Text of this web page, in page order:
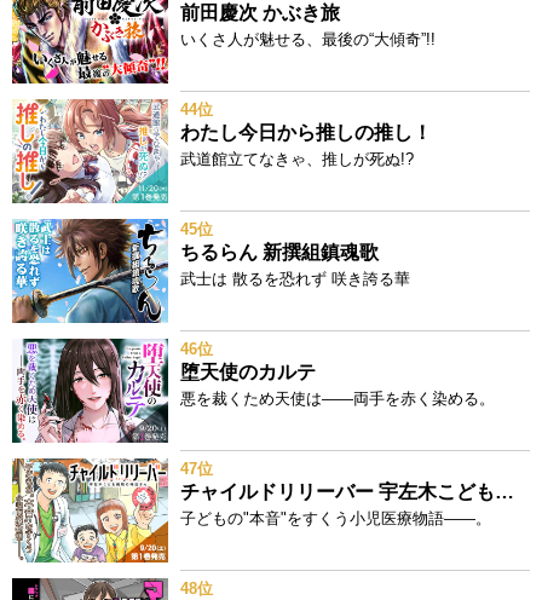
前田慶次 かぶき旅
いくさ人が魅せる、最後の“大傾奇”!!
44位
わたし今日から推しの推し！
武道館立てなきゃ、推しが死ぬ!?
45位
ちるらん 新撰組鎮魂歌
武士は 散るを恐れず 咲き誇る華
46位
堕天使のカルテ
悪を裁くため天使は——両手を赤く染める。
47位
チャイルドリリーバー 宇左木こども病院の時田さん
子どもの"本音"をすくう小児医療物語——。
48位